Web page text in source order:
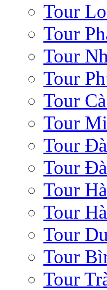
Tour
Tour
Tour
Tour
Tour
Tour
Tour
Tour
Tour
Tour
Tour
Tour
Tour